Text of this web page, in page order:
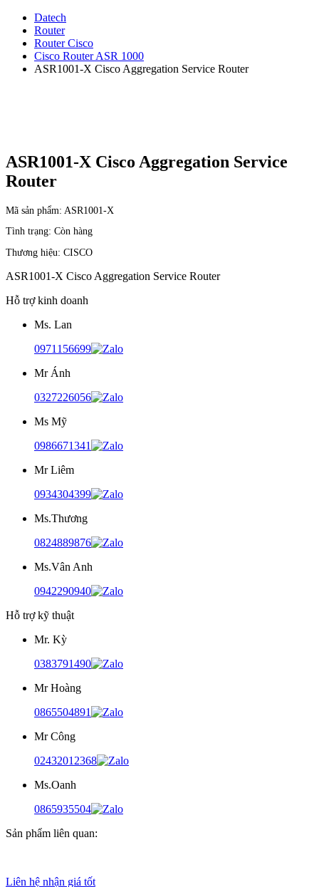
Datech
Router
Router Cisco
Cisco Router ASR 1000
ASR1001-X Cisco Aggregation Service Router
ASR1001-X Cisco Aggregation Service
Router
Mã sản phẩm: ASR1001-X
Tình trạng: Còn hàng
Thương hiệu: CISCO
ASR1001-X Cisco Aggregation Service Router
Hỗ trợ kinh doanh
Ms. Lan
0971156699
Mr Ánh
0327226056
Ms Mỹ
0986671341
Mr Liêm
0934304399
Ms.Thương
0824889876
Ms.Vân Anh
0942290940
Hỗ trợ kỹ thuật
Mr. Kỳ
0383791490
Mr Hoàng
0865504891
Mr Công
02432012368
Ms.Oanh
0865935504
Sản phẩm liên quan:
Liên hệ nhận giá tốt